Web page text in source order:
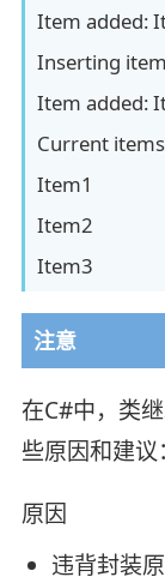
Item added:
Inserting
Item added:
Current
Item1
Item2
Item3
注意
在C#中，类
些原因和建议：
原因
违背封装